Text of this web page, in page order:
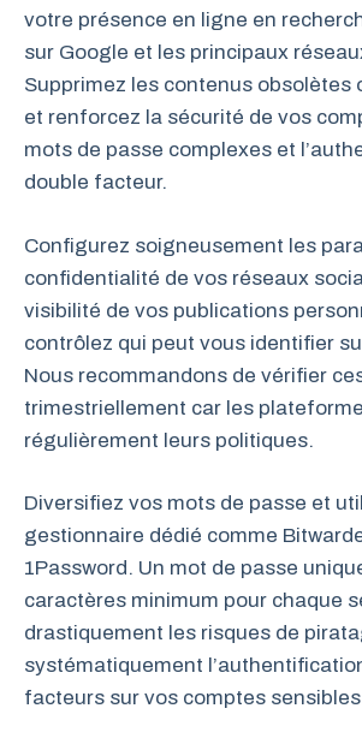
votre présence en ligne en
sur Google et les principaux
Supprimez les contenus obsolètes
et renforcez la sécurité de vos
mots de passe complexes et
double facteur.
Configurez soigneusement les
confidentialité de vos réseaux
visibilité de vos publications
contrôlez qui peut vous identifier
Nous recommandons de vérifier
trimestriellement car les
régulièrement leurs politiques.
Diversifiez vos mots de passe et
gestionnaire dédié comme
1Password. Un mot de passe
caractères minimum pour chaque
drastiquement les risques de
systématiquement
facteurs sur vos comptes